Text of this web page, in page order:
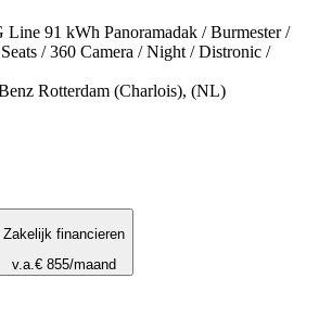
91 kWh Panoramadak / Burmester /
/ 360 Camera / Night / Distronic /
Rotterdam (Charlois), (NL)
Zakelijk financieren
v.a.€ 855/maand